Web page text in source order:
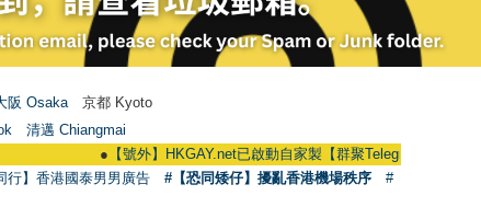
阪 Osaka 京都 Kyoto
清邁 Chiangmai
【號外】HKGAY.net已啟動自家製【群聚Telegram群組】
行】香港國泰男男廣告 #【恐同矮仔】擾亂香港機場秩序
#